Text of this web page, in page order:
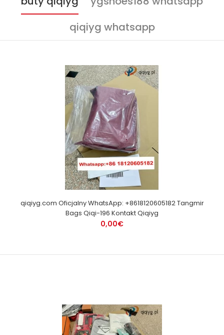
qiqiyg whatsapp
qiqiyg.com Oficjalny WhatsApp: +8618120605182 Tangmir
Bags Qiqi-196 Kontakt Qiqiyg
0,00€